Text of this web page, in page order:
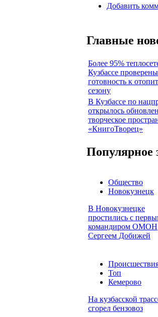
Добавить
Главные
Более 95%
Кузбассе
готовность к
сезону
В Кузбассе по
открылось
творческое
«КнигоТворец»
Популярное
Общество
Новокузнецк
В Новокузнецке
простились с
командиром ОМОН
Сергеем Добижей
Топ
Кемерово
На кузбасской
сгорел бензовоз